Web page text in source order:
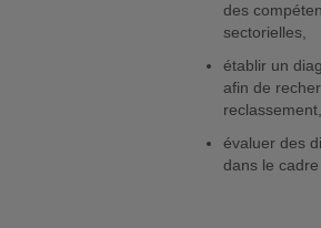
des
sectorielles,
établir un
afin de
reclassement,
évaluer des
dans le